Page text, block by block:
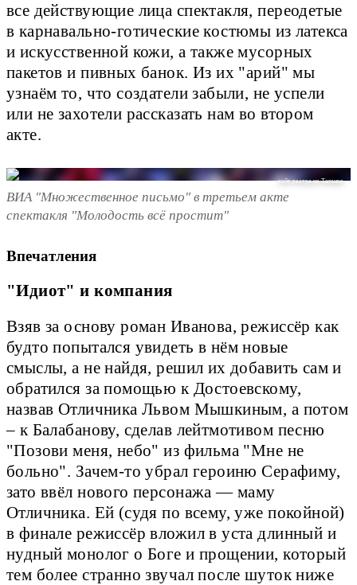
все действующие лица спектакля, переодетые
в карнавально-готические костюмы из латекса
и искусственной кожи, а также мусорных
пакетов и пивных банок. Из их "арий" мы
узнаём то, что создатели забыли, не успели
или не захотели рассказать нам во втором
акте.
сайт театра на Таганке
ВИА "Множественное письмо" в третьем акте
спектакля "Молодость всё простит"
Впечатления
"Идиот" и компания
Взяв за основу роман Иванова, режиссёр как
будто попытался увидеть в нём новые
смыслы, а не найдя, решил их добавить сам и
обратился за помощью к Достоевскому,
назвав Отличника Львом Мышкиным, а потом
– к Балабанову, сделав лейтмотивом песню
"Позови меня, небо" из фильма "Мне не
больно". Зачем-то убрал героиню Серафиму,
зато ввёл нового персонажа — маму
Отличника. Ей (судя по всему, уже покойной)
в финале режиссёр вложил в уста длинный и
нудный монолог о Боге и прощении, который
тем более странно звучал после шуток ниже